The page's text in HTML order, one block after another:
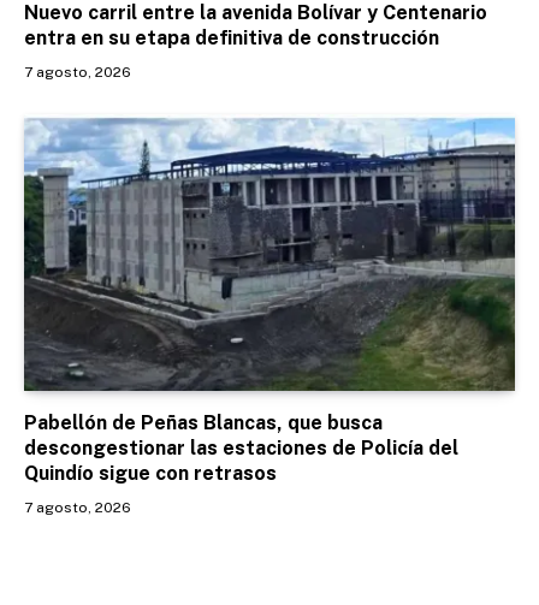
Nuevo carril entre la avenida Bolívar y Centenario
entra en su etapa definitiva de construcción
7 agosto, 2026
Pabellón de Peñas Blancas, que busca
descongestionar las estaciones de Policía del
Quindío sigue con retrasos
7 agosto, 2026